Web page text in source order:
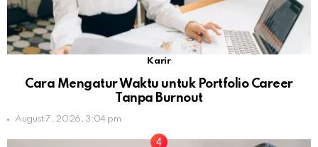
Karir
Cara Mengatur Waktu untuk Portfolio Career
Tanpa Burnout
August 7, 2026, 3:04 pm